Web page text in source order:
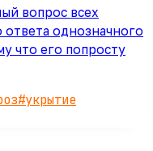
вопрос всех
однозначного
что его попросту
#укрытие